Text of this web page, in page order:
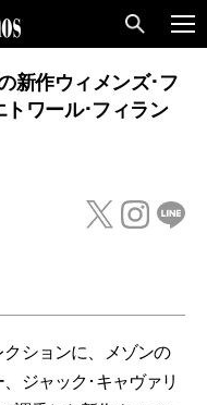
新作ウィメンズ･フ
ワール･フィラン
ションに、メゾンの
ジャック･キャヴァリ